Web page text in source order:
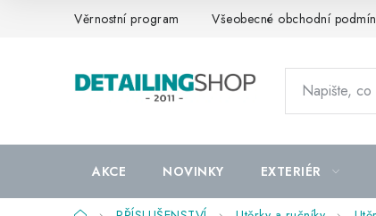
Věrnostní program Všeobecné obchodní
AKCE NOVINKY EXTERIÉR